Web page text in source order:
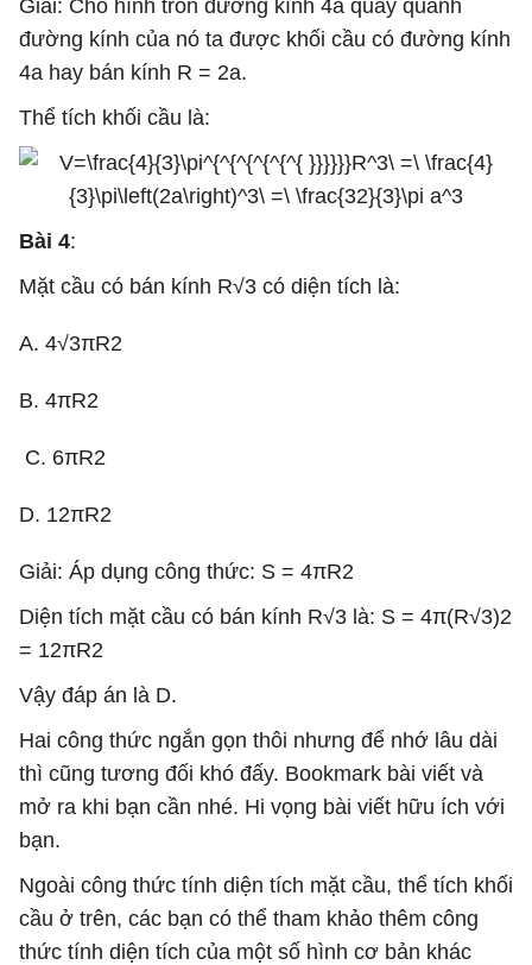
Giải: Cho hình tròn đường kính 4a quay quanh
đường kính của nó ta được khối cầu có đường kính
4a hay bán kính R = 2a.
Thể tích khối cầu là:
Bài 4:
Mặt cầu có bán kính R√3 có diện tích là:
A. 4√3πR2
B. 4πR2
C. 6πR2
D. 12πR2
Giải: Áp dụng công thức: S = 4πR2
Diện tích mặt cầu có bán kính R√3 là: S = 4π(R√3)2
= 12πR2
Vậy đáp án là D.
Hai công thức ngắn gọn thôi nhưng để nhớ lâu dài
thì cũng tương đối khó đấy. Bookmark bài viết và
mở ra khi bạn cần nhé. Hi vọng bài viết hữu ích với
bạn.
Ngoài công thức tính diện tích mặt cầu, thể tích khối
cầu ở trên, các bạn có thể tham khảo thêm công
thức tính diện tích của một số hình cơ bản khác